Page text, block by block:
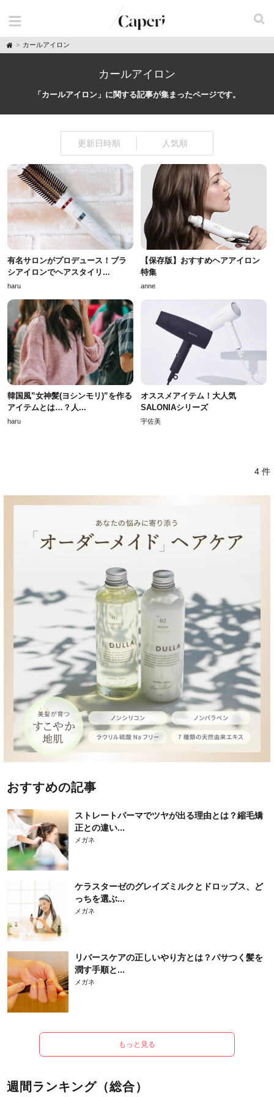
H
o
カールアイロン
カールアイロン
「カールアイロン」に関する記事が集まったページです。
更新日時順 人気順
有名サロンがプロデュース！ブラ
シアイロンでヘアスタイリ...
haru
【保存版】おすすめヘアアイロン
特集
anne
韓国風”女神髪(ヨシンモリ)”を作る
アイテムとは…？人...
haru
オススメアイテム！大人気
SALONIAシリーズ
宇佐美
4 件
おすすめの記事
ストレートパーマでツヤが出る理由とは？縮毛矯
正との違い...
メガネ
ケラスターゼのグレイズミルクとドロップス、ど
っちを選ぶ...
メガネ
リバースケアの正しいやり方とは？パサつく髪を
潤す手順と...
メガネ
もっと見る
週間ランキング（総合）